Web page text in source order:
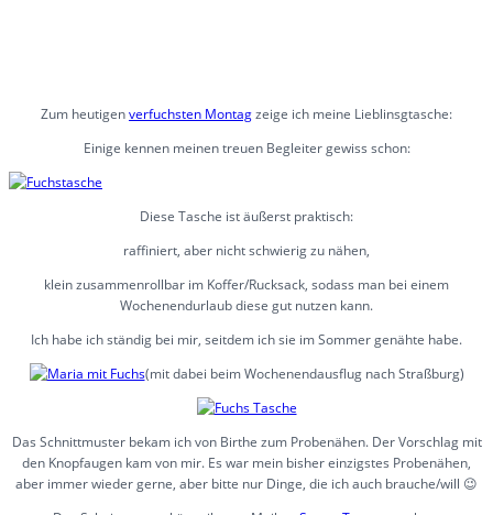
Zum heutigenverfuchsten Montagzeige ich meine Lieblinsgtasche:
Einige kennen meinen treuen Begleiter gewiss schon:
Diese Tasche ist äußerst praktisch:
raffiniert, aber nicht schwierig zu nähen,
klein zusammenrollbar im Koffer/Rucksack, sodass man bei einem
Wochenendurlaub diese gut nutzen kann.
Ich habe ich ständig bei mir, seitdem ich sie im Sommer genähte habe.
(mit dabei beim Wochenendausflug nach Straßburg)
Das Schnittmuster bekam ich von Birthe zum Probenähen. Der Vorschlag mit
den Knopfaugen kam von mir. Es war mein bisher einzigstes Probenähen,
aber immer wieder gerne, aber bitte nur Dinge, die ich auch brauche/will 😉